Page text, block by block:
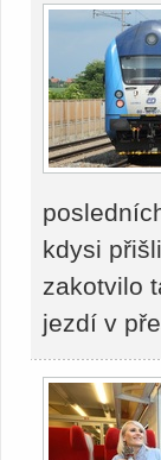
kdysi
zakotvilo
jezdí v